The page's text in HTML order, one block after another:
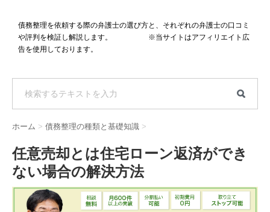
債務整理を依頼する際の弁護士の選び方と、それぞれの弁護士の口コミ
や評判を検証し解説します。 ※当サイトはアフィリエイト広
告を使用しております。
ホーム > 債務整理の種類と基礎知識 >
任意売却とは住宅ローン返済ができ
ない場合の解決方法